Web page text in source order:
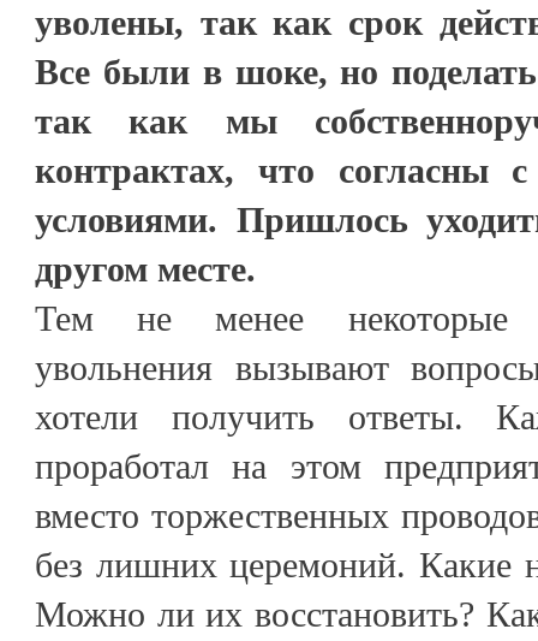
уволены, так как срок
Все были в шоке, но
так как мы
контрактах, что согласны
условиями. Пришлось
другом месте.
Тем не менее некоторые
увольнения вызывают
хотели получить ответы.
проработал на этом
вместо торжественных
без лишних церемоний. Какие
Можно ли их восстановить?